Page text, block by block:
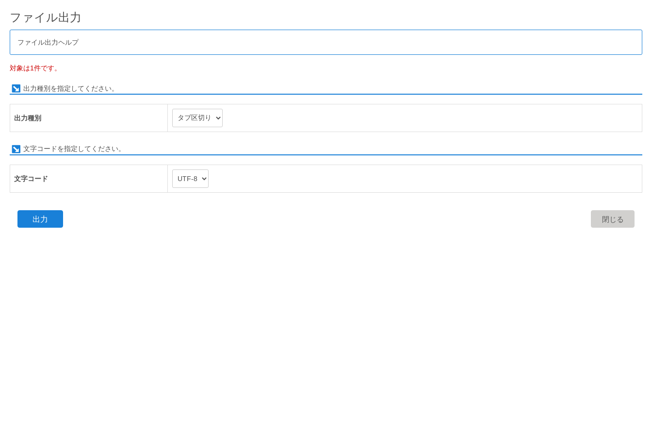
ファイル出力
ファイル出力ヘルプ
対象は1件です。
出力種別を指定してください。
出力種別
文字コードを指定してください。
文字コード